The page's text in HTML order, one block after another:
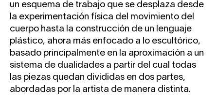
un esquema de trabajo que se desplaza desde
la experimentación física del movimiento del
cuerpo hasta la construcción de un lenguaje
plástico, ahora más enfocado a lo escultórico,
basado principalmente en la aproximación a un
sistema de dualidades a partir del cual todas
las piezas quedan divididas en dos partes,
abordadas por la artista de manera distinta.